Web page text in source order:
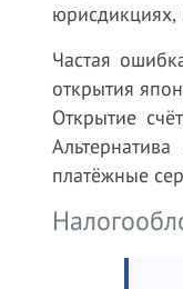
юрисдикциях,
Частая
открытия
Открытие
платёжные